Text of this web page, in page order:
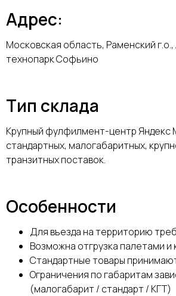
Адрес:
Московская область, Раменский
технопарк Софьино
Тип склада
Крупный фулфилмент-центр Яндекс
стандартных, малогабаритных,
транзитных поставок.
Особенности
Для въезда на территорию
Возможна отгрузка палетами и
Стандартные товары
Ограничения по габаритам
(малогабарит / стандарт / КГТ)